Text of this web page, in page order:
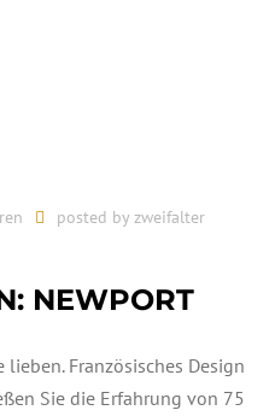
posted by zweifalter
NEWPORT
lieben. Französisches Design
Sie die Erfahrung von 75